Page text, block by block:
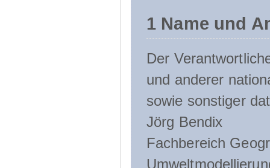
1 Name und
Der
und anderer
sowie sonstiger
Jörg Bendix
Fachbereich